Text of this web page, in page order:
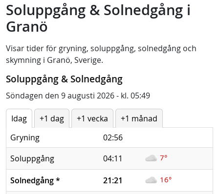
Soluppgång & Solnedgång i
Granö
Visar tider för gryning, soluppgång, solnedgång och
skymning i Granö, Sverige.
Soluppgång & Solnedgång
Söndagen den 9 augusti 2026 - kl. 05:49
Idag +1 dag +1 vecka
+1 månad
Gryning
02:56
Soluppgång
04:11 7°
Solnedgång* 21:21 16°